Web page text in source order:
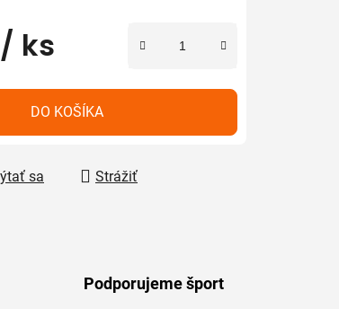
/ ks
DO KOŠÍKA
sa
Strážiť
Podporujeme šport